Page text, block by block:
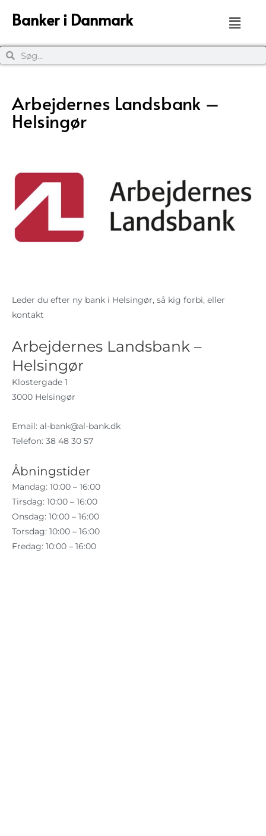
Banker i Danmark
Arbejdernes Landsbank –
Helsingør
Leder du efter ny bank i Helsingør, så kig forbi, eller
kontakt
Arbejdernes Landsbank –
Helsingør
Klostergade 1
3000 Helsingør
Email: al-bank@al-bank.dk
Telefon: 38 48 30 57
Åbningstider
Mandag: 10:00 – 16:00
Tirsdag: 10:00 – 16:00
Onsdag: 10:00 – 16:00
Torsdag: 10:00 – 16:00
Fredag: 10:00 – 16:00